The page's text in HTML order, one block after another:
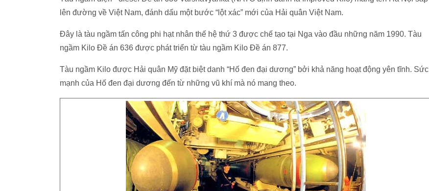
lên đường về Việt Nam, đánh dấu một bước “lột xác” mới của Hải quân Việt Nam.
Đây là tàu ngầm tấn công phi hạt nhân thế hệ thứ 3 được chế tạo tại Nga vào đầu những năm 1990. Tàu
ngầm Kilo Đề án 636 được phát triển từ tàu ngầm Kilo Đề án 877.
Tàu ngầm Kilo được Hải quân Mỹ đặt biệt danh “Hố đen đại dương” bởi khả năng hoạt động yên tĩnh. Sức
mạnh của Hố đen đại dương đến từ những vũ khí mà nó mang theo.